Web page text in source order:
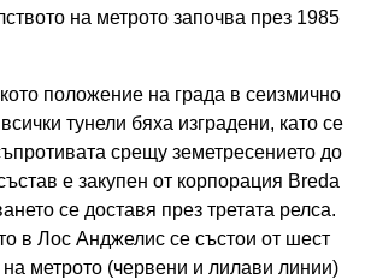
на метрото започва през 1985
положение на града в сеизмично
тунели бяха изградени, като се
срещу земетресението до
е закупен от корпорация Breda
се доставя през третата релса.
в Лос Анджелис се състои от шест
метрото (червени и лилави линии)